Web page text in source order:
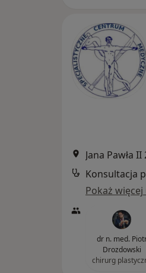
Jana Pawła
Konsultacja
Pokaż więcej
dr n. med.
Drozdowski
chirurg